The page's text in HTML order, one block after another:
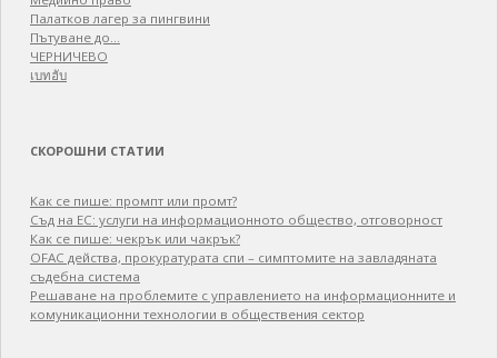
Палатков лагер зa пингвини
Пътуване до…
ЧЕРНИЧЕВО
เบทฮับ
СКОРОШНИ СТАТИИ
Как се пише: промпт или промт?
Съд на ЕС: услуги на информационното общество, отговорност
Как се пише: чекрък или чакрък?
OFAC действа, прокуратурата спи – симптомите на завладяната
съдебна система
Решаване на проблемите с управлението на информационните и
комуникационни технологии в обществения сектор